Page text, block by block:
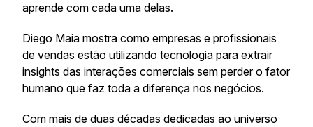
aprende com cada uma delas.
Diego Maia mostra como empresas e profissionais
de vendas estão utilizando tecnologia para extrair
insights das interações comerciais sem perder o fator
humano que faz toda a diferença nos negócios.
Com mais de duas décadas dedicadas ao universo